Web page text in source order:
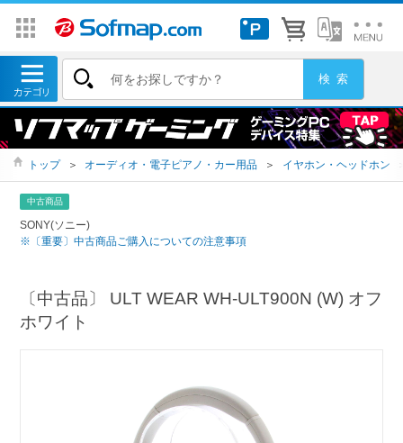
トップ ＞ オーディオ・電子ピアノ・カー用品 ＞ イヤホン・ヘッドホン
中古商品
SONY(ソニー)
※〔重要〕中古商品ご購入についての注意事項
〔中古品〕 ULT WEAR WH-ULT900N (W) オフ
ホワイト